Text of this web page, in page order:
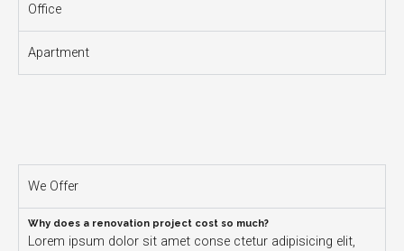
Office
Apartment
We Offer
Why does a renovation project cost so much?
Lorem ipsum dolor sit amet conse ctetur adipisicing elit,